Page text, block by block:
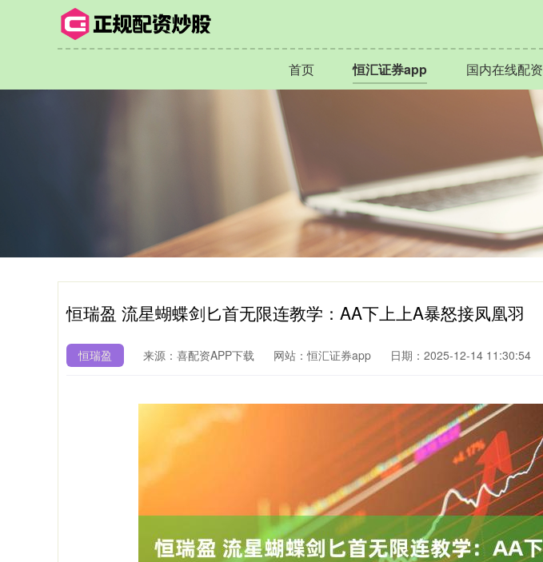
首页 恒汇证券app 国内在线配资
恒瑞盈 流星蝴蝶剑匕首无限连教学：AA下上上A暴怒接凤凰羽
恒瑞盈 来源：喜配资APP下载 网站：恒汇证券app 日期：2025-12-14 11:30:54